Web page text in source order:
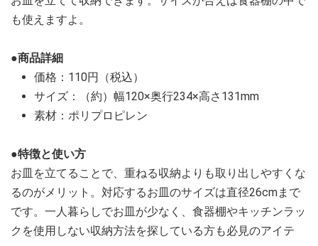
も使えますよ。
●商品詳細
価格：110円（税込）
サイズ：（約）幅120×奥行234×高さ131mm
素材：ポリプロピレン
●特徴と使い方
お皿を立てることで、重ねる収納よりも取り出しやすくな
るのがメリット。対応するお皿のサイズは直径26cmまで
です。一人暮らしでお皿が少なく、食器棚やキッチンラッ
クを使用しない収納方法を探している方も必見のアイテ